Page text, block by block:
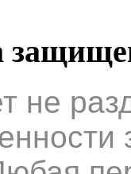
не